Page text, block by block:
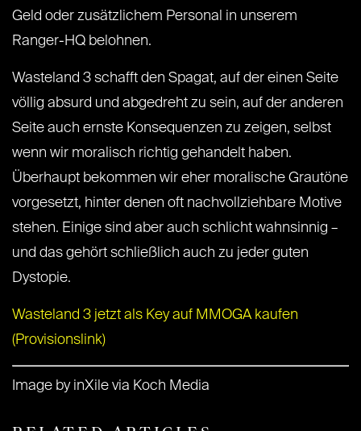
Geld oder zusätzlichem Personal in unserem
Ranger-HQ belohnen.
Wasteland 3 schafft den Spagat, auf der einen Seite
völlig absurd und abgedreht zu sein, auf der anderen
Seite auch ernste Konsequenzen zu zeigen, selbst
wenn wir moralisch richtig gehandelt haben.
Überhaupt bekommen wir eher moralische Grautöne
vorgesetzt, hinter denen oft nachvollziehbare Motive
stehen. Einige sind aber auch schlicht wahnsinnig –
und das gehört schließlich auch zu jeder guten
Dystopie.
Wasteland 3 jetzt als Key auf MMOGA kaufen
(Provisionslink)
Image by inXile via Koch Media